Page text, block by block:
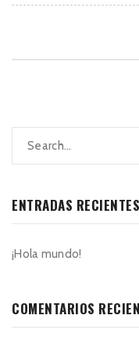
ENTRADAS RECIENTES
¡Hola mundo!
COMENTARIOS